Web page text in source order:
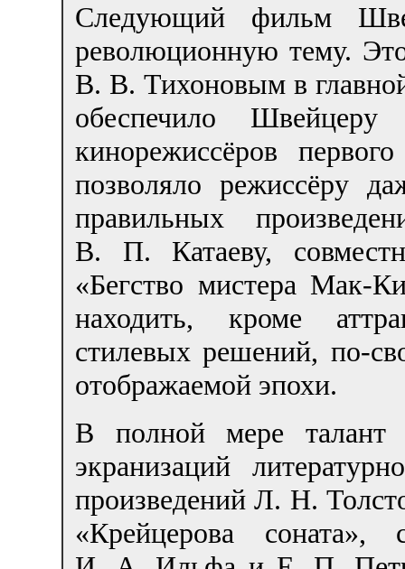
Следующий фильм
революционную тему.
В. В. Тихоновым в
обеспечило
кинорежиссёров
позволяло режиссёру
правильных
В. П. Катаеву,
«Бегство мистера Мак-
находить, кроме
стилевых решений, по-
отображаемой эпохи.
В полной мере талант
экранизаций
произведений Л. Н.
«Крейцерова